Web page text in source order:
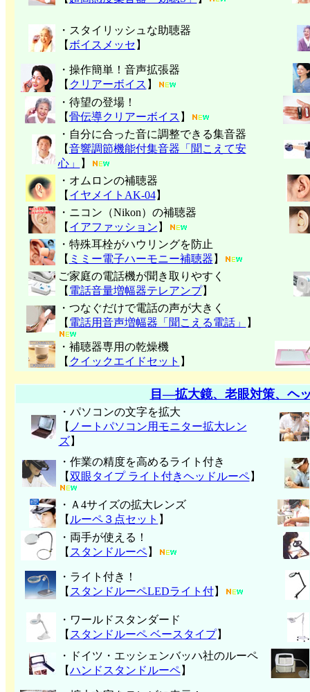
・スタイリッシュな助聴器
【 ボイスメッセ 】
・操作簡単！音声拡張器
【 クリアーボイス 】
・待望の登場！
【骨伝導クリアーボイス 】
・自分に合った音に調整できる集音器
【音響調節機能付集音器「聞こえて安
心」
】
・オムロンの補聴器
【 イヤメイトAK-04】
・ニコン（Nikon）の補聴器
【 イアファッション 】
・特殊耳栓がハウリングを防止
【 ミミー電子ハーモニー補聴器 】
ご家庭の電話機が聞き取りやすく
【 電話音量増幅器テレアンプ】
・つなぐだけで電話の声が大きく
【 電話用音声増幅器「聞こえる電話」 】
・補聴器専用の乾燥機
【 クイックエイドセット 】
目―拡大鏡、老眼対策、ヘ
・パソコンの文字を拡大
【 ノートパソコン用モニター拡大レン
ズ】
・作業の精度を高めるライト付き
【双眼タイプ ライト付きヘッドルーペ】
・Ａ4サイズの拡大レンズ
【 ルーペ３点セット 】
・両手が使える！
【 スタンドルーペ】
・ライト付き！
【 スタンドルーペLEDライト付】
・ワールドスタンダード
【 スタンドルーペ ベースタイプ】
・ドイツ・エッシェンバッハ社のルーペ
【ハンド スタンドルーペ】